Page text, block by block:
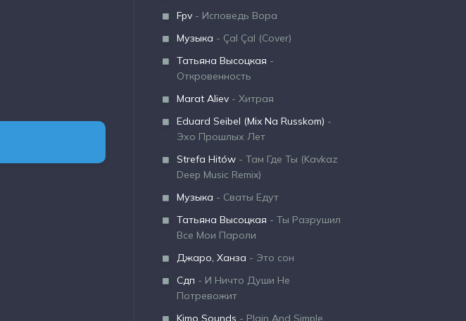
Fpv - Исповедь Вора
Музыка - Çal Çal (Cover)
Татьяна Высоцкая -
Откровенность
Marat Aliev - Хитрая
Eduard Seibel (Mix Na Russkom) -
Эхо Прошлых Лет
Strefa Hitów - Там Где Ты (Kavkaz
Deep Music Remix)
Музыка - Сваты Едут
Татьяна Высоцкая - Ты Разрушил
Все Мои Пароли
Джаро, Ханза - Это сон
Сдп - И Ничто Души Не
Потревожит
Kimo Sounds - Plain And Simple